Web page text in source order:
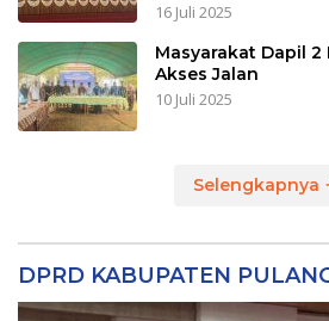
16 Juli 2025
Masyarakat Dapil
Akses Jalan
10 Juli 2025
Selengkapnya
DPRD KABUPATEN